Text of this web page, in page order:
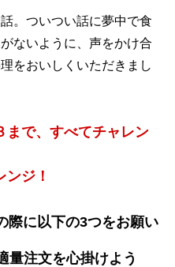
。ついつい話に夢中で食
ないように、声をかけ合
をおいしくいただきまし
まで、すべてチャレン
ンジ！
際に以下の3つをお願い
量注文を心掛けよう